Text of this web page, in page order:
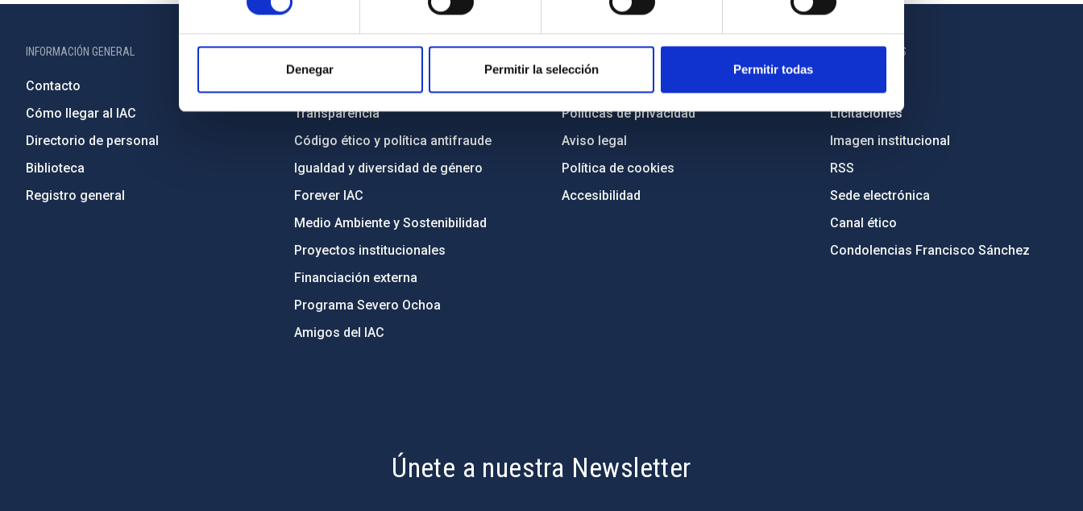
Denegar Permitir la selección Permitir todas
INFORMACIÓN GENERAL
Contacto
Cómo llegar al IAC
Directorio de personal
Biblioteca
Registro general
INFORMACIÓN INSTITUCIONAL
Transparencia
Código ético y política antifraude
Igualdad y diversidad de género
Forever IAC
Medio Ambiente y Sostenibilidad
Proyectos institucionales
Financiación externa
Programa Severo Ochoa
Amigos del IAC
PORTAL DEL IAC
Políticas de privacidad
Aviso legal
Política de cookies
Accesibilidad
OTROS ENLACES
Licitaciones
Imagen institucional
RSS
Sede electrónica
Canal ético
Condolencias Francisco Sánchez
Únete a nuestra Newsletter